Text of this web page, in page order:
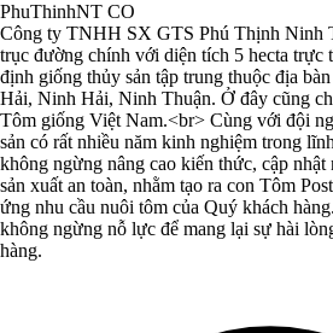
PhuThinhNT CO
Công ty TNHH SX GTS Phú Thịnh Ninh
trục đường chính với diện tích 5 hecta trực
định giống thủy sản tập trung thuộc địa
Hải, Ninh Hải, Ninh Thuận. Ở đây cũng
Tôm giống Việt Nam.<br> Cùng với đội
sản có rất nhiều năm kinh nghiệm trong
không ngừng nâng cao kiến thức, cập
sản xuất an toàn, nhằm tạo ra con Tôm
ứng nhu cầu nuôi tôm của Quý khách
không ngừng nỗ lực để mang lại sự hài
hàng.